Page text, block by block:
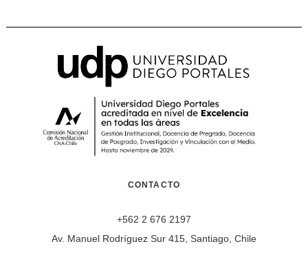
CONTACTO
+562 2 676 2197
Av. Manuel Rodríguez Sur 415, Santiago, Chile